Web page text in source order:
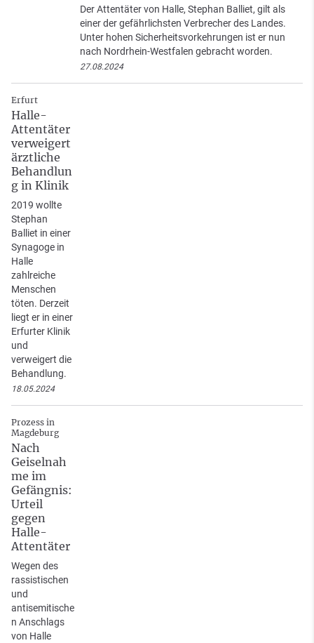
Der Attentäter von Halle, Stephan Balliet, gilt als
einer der gefährlichsten Verbrecher des Landes.
Unter hohen Sicherheitsvorkehrungen ist er nun
nach Nordrhein-Westfalen gebracht worden.
27.08.2024
Erfurt
Halle-
Attentäter
verweigert
ärztliche
Behandlun
g in Klinik
2019 wollte
Stephan
Balliet in einer
Synagoge in
Halle
zahlreiche
Menschen
töten. Derzeit
liegt er in einer
Erfurter Klinik
und
verweigert die
Behandlung.
18.05.2024
Prozess in
Magdeburg
Nach
Geiselnah
me im
Gefängnis:
Urteil
gegen
Halle-
Attentäter
Wegen des
rassistischen
und
antisemitische
n Anschlags
von Halle